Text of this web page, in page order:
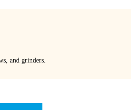
and grinders.